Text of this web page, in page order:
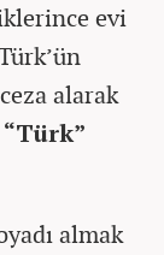
evi
alarak
“Türk”
almak